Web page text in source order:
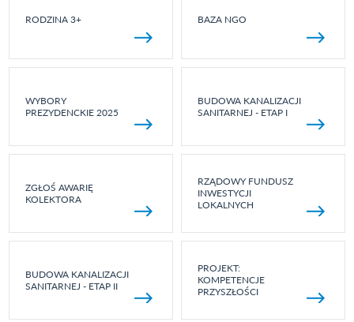
RODZINA 3+ BAZA NGO
WYBORY
PREZYDENCKIE 2025
BUDOWA KANALIZACJI
SANITARNEJ - ETAP I
ZGŁOŚ AWARIĘ
KOLEKTORA
RZĄDOWY FUNDUSZ
INWESTYCJI
LOKALNYCH
BUDOWA KANALIZACJI
SANITARNEJ - ETAP II
PROJEKT:
KOMPETENCJE
PRZYSZŁOŚCI